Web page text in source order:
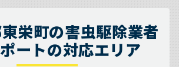
栄町の害虫駆除業者
ートの対応エリア